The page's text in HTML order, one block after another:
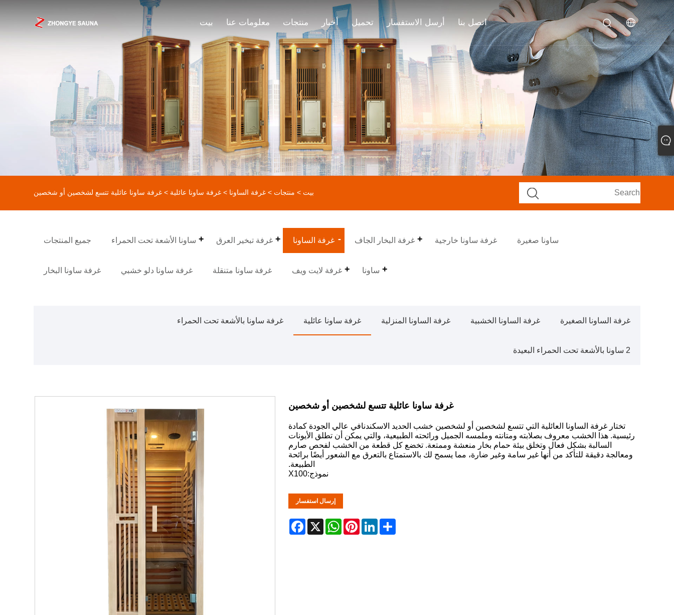
بيت معلومات عنا منتجات أخبار تحميل أرسل الاستفسار اتصل بنا
بيت > منتجات > غرفة الساونا > غرفة ساونا عائلية > غرفة ساونا عائلية تتسع لشخصين أو شخصين
جميع المنتجات ساونا الأشعة تحت الحمراء غرفة تبخير العرق غرفة الساونا غرفة البخار الجاف غرفة ساونا خارجية ساونا صغيرة
غرفة ساونا البخار غرفة ساونا دلو خشبي غرفة ساونا متنقلة غرفة لايت ويف ساونا
غرفة الساونا الصغيرة غرفة الساونا الخشبية غرفة الساونا المنزلية غرفة ساونا عائلية غرفة ساونا بالأشعة تحت الحمراء
2 ساونا بالأشعة تحت الحمراء البعيدة
غرفة ساونا عائلية تتسع لشخصين أو شخصين
تختار غرفة الساونا العائلية التي تتسع لشخصين أو لشخصين خشب الحديد الاسكندنافي عالي الجودة كمادة
رئيسية. هذا الخشب معروف بصلابته ومتانته وملمسه الجميل ورائحته الطبيعية، والتي يمكن أن تطلق الأيونات
السالبة بشكل فعال وتخلق بيئة حمام بخار منعشة وممتعة. تخضع كل قطعة من الخشب لفحص صارم
ومعالجة دقيقة للتأكد من أنها غير سامة وغير ضارة، مما يسمح لك بالاستمتاع بالتعرق مع الشعور أيضًا برائحة
الطبيعة.
نموذج:X100
إرسال استفسار
Facebook X
WhatsAppPinterestLinkedInShare